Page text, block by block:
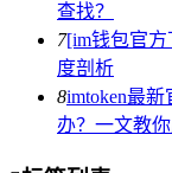
查找？
7[im钱包官方
度剖析
8imtoken最
办？一文教